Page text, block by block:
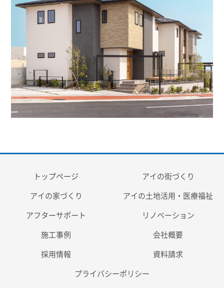
トップページ アイの街づくり
アイの家づくり アイの土地活用・医療福祉
アフターサポート リノベーション
施工事例 会社概要
採用情報 資料請求
プライバシーポリシー